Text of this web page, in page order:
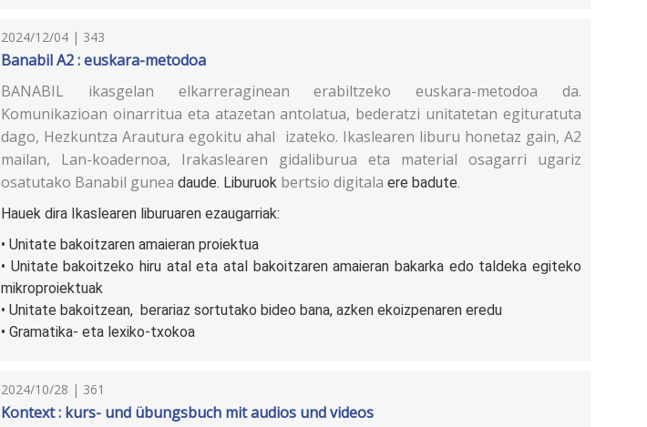
2024/12/04 | 343
Banabil A2 : euskara-metodoa
BANABIL ikasgelan elkarreraginean erabiltzeko euskara-metodoa da.
Komunikazioan oinarritua eta atazetan antolatua, bederatzi unitatetan egituratuta
dago, Hezkuntza Arautura egokitu ahal izateko. Ikaslearen liburu honetaz gain, A2
mailan, Lan-koadernoa, Irakaslearen gidaliburua eta material osagarri ugariz
osatutako Banabil gunea daude. Liburuok bertsio digitala ere badute.
Hauek dira Ikaslearen liburuaren ezaugarriak:
• Unitate bakoitzaren amaieran proiektua
• Unitate bakoitzeko hiru atal eta atal bakoitzaren amaieran bakarka edo taldeka egiteko
mikroproiektuak
• Unitate bakoitzean, berariaz sortutako bideo bana, azken ekoizpenaren eredu
• Gramatika- eta lexiko-txokoa
2024/10/28 | 361
Kontext : kurs- und übungsbuch mit audios und videos